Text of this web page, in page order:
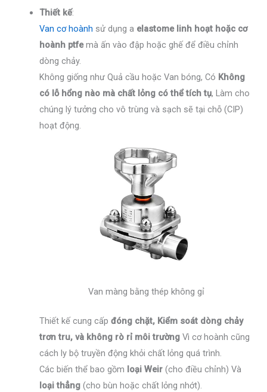
Thiết kế:
Van cơ hoành sử dụng a elastome linh hoạt hoặc cơ
hoành ptfemà ấn vào đập hoặc ghế để điều chỉnh
dòng chảy.
Không giống như Quả cầu hoặc Van bóng, Có Không
có lỗ hổng nào mà chất lỏng có thể tích tụ, Làm cho
chúng lý tưởng cho vô trùng và sạch sẽ tại chỗ (CIP)
hoạt động.
Van màng bằng thép không gỉ
Thiết kế cung cấpđóng chặt, Kiểm soát dòng chảy
trơn tru, và không rò rỉ môi trường Vì cơ hoành cũng
cách ly bộ truyền động khỏi chất lỏng quá trình.
Các biến thể bao gồm loại Weir (cho điều chỉnh) Và
loại thẳng (cho bùn hoặc chất lỏng nhớt).